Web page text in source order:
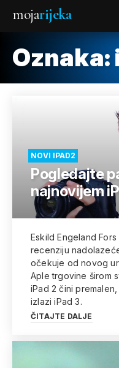
mojarijeka
Oznaka:
NOVI IPAD2
Pogledajte
najnovijem
Eskild Engeland
recenziju
očekuje od novog
Aple trgovine širom
iPad 2 čini
izlazi iPad 3.
ČITAJTE DALJE